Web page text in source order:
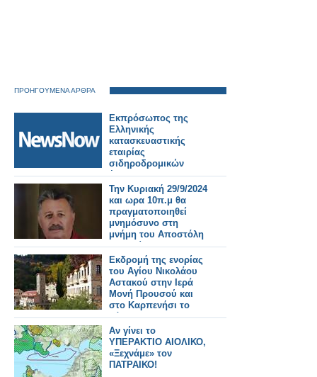
ΠΡΟΗΓΟΥΜΕΝΑ ΑΡΘΡΑ
Εκπρόσωπος της
Ελληνικής
κατασκευαστικής
εταιρίας
σιδηροδρομικών
έργων «ΔΙΟΛΚΟΣ»
στην InnoTrans 2024
του Βερολίνου.
Εικόνες
Την Κυριακή 29/9/2024
και ωρα 10π.μ θα
πραγματοποιηθεί
μνημόσυνο στη
μνήμη του Αποστόλη
Κομπλίτση
Εκδρομή της ενορίας
του Αγίου Νικολάου
Αστακού στην Ιερά
Μονή Προυσού και
στο Καρπενήσι το
Σάββατο 28
Σεπτεμβρίου
Αν γίνει το
ΥΠΕΡΑΚΤΙΟ ΑΙΟΛΙΚΟ,
«Ξεχνάμε» τον
ΠΑΤΡΑΙΚΟ!